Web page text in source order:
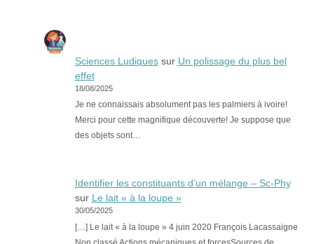
Sciences Ludiquessur Un polissage du plus bel
effet
18/08/2025
Je ne connaissais absolument pas les palmiers à ivoire!
Merci pour cette magnifique découverte! Je suppose que
des objets sont…
Identifier les constituants d’un mélange – Sc-Phy
sur Le lait « à la loupe »
30/05/2025
[…] Le lait « à la loupe » 4 juin 2020 François Lacassaigne